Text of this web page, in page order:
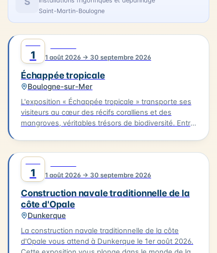
Saint-Martin-Boulogne
1 1 août 2026 → 30 septembre 2026
Échappée tropicale
Boulogne-sur-Mer
L'exposition « Échappée tropicale » transporte ses
visiteurs au cœur des récifs coralliens et des
mangroves, véritables trésors de biodiversité. Entre
invitation à l'évasion… et à la prise de conscience.
Car ces trésors naturels sont fragiles, face aux
menaces humaines et au changement climatique.
1 1 août 2026 → 30 septembre 2026
Construction navale traditionnelle de la
côte d'Opale
Dunkerque
La construction navale traditionnelle de la côte
d'Opale vous attend à Dunkerque le 1er août 2026.